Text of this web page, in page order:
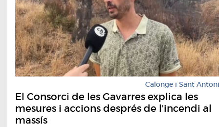
Calonge i Sant Antoni
El Consorci de les Gavarres explica les
mesures i accions després de l'incendi al
massís